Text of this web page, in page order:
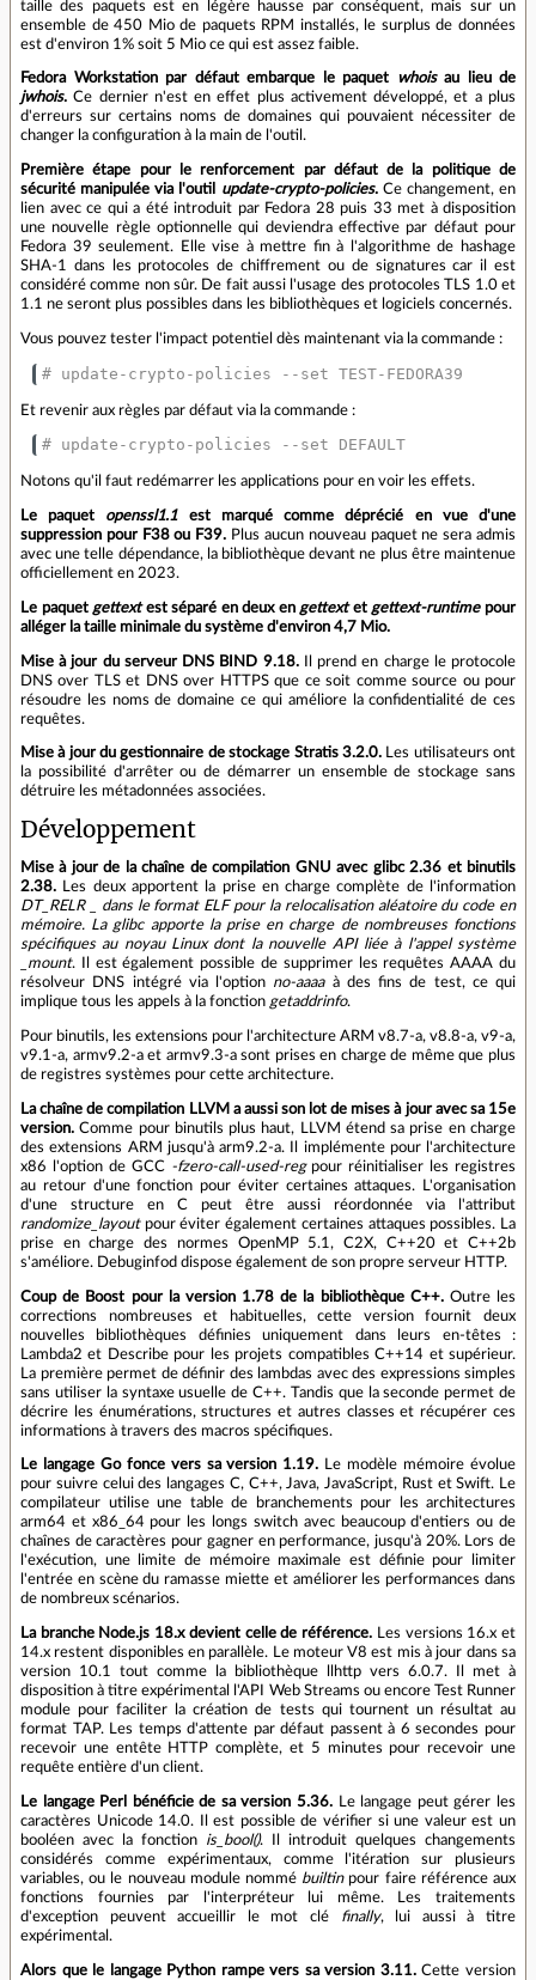
taille des paquets est en légère hausse par conséquent, mais sur un
ensemble de 450 Mio de paquets RPM installés, le surplus de données
est d'environ 1% soit 5 Mio ce qui est assez faible.
Fedora Workstation par défaut embarque le paquet whoisau lieu de
jwhois. Ce dernier n'est en effet plus activement développé, et a plus
d'erreurs sur certains noms de domaines qui pouvaient nécessiter de
changer la configuration à la main de l'outil.
Première étape pour le renforcement par défaut de la politique de
sécurité manipulée via l'outil
update-crypto-policies.Ce changement, en
lien avec ce qui a été introduit par Fedora 28 puis 33 met à disposition
une nouvelle règle optionnelle qui deviendra effective par défaut pour
Fedora 39 seulement. Elle vise à mettre fin à l'algorithme de hashage
SHA-1 dans les protocoles de chiffrement ou de signatures car il est
considéré comme non sûr. De fait aussi l'usage des protocoles TLS 1.0 et
1.1 ne seront plus possibles dans les bibliothèques et logiciels concernés.
Vous pouvez tester l'impact potentiel dès maintenant via la commande :
# update-crypto-policies --set TEST-FEDORA39
Et revenir aux règles par défaut via la commande :
# update-crypto-policies --set DEFAULT
Notons qu'il faut redémarrer les applications pour en voir les effets.
Le paquet openssl1.1est marqué comme déprécié en vue d'une
suppression pour F38 ou F39. Plus aucun nouveau paquet ne sera admis
avec une telle dépendance, la bibliothèque devant ne plus être maintenue
officiellement en 2023.
Le paquet gettextest séparé en deux en gettextet gettext-runtimepour
alléger la taille minimale du système d'environ 4,7 Mio.
Mise à jour du serveur DNS BIND 9.18.Il prend en charge le protocole
DNS over TLS et DNS over HTTPS que ce soit comme source ou pour
résoudre les noms de domaine ce qui améliore la confidentialité de ces
requêtes.
Mise à jour du gestionnaire de stockage Stratis 3.2.0.Les utilisateurs ont
la possibilité d'arrêter ou de démarrer un ensemble de stockage sans
détruire les métadonnées associées.
Développement
Mise à jour de la chaîne de compilation GNU avec glibc 2.36 et binutils
2.38. Les deux apportent la prise en charge complète de l'information
DT_RELR _ dans le format ELF pour la relocalisation aléatoire du code en
mémoire. La glibc apporte la prise en charge de nombreuses fonctions
spécifiques au noyau Linux dont la nouvelle API liée à l'appel système
_mount. Il est également possible de supprimer les requêtes AAAA du
résolveur DNS intégré via l'option no-aaaaà des fins de test, ce qui
implique tous les appels à la fonction getaddrinfo.
Pour binutils, les extensions pour l'architecture ARM v8.7-a, v8.8-a, v9-a,
v9.1-a, armv9.2-a et armv9.3-a sont prises en charge de même que plus
de registres systèmes pour cette architecture.
La chaîne de compilation LLVM a aussi son lot de mises à jour avec sa 15e
version. Comme pour binutils plus haut, LLVM étend sa prise en charge
des extensions ARM jusqu'à arm9.2-a. Il implémente pour l'architecture
x86 l'option de GCC -fzero-call-used-regpour réinitialiser les registres
au retour d'une fonction pour éviter certaines attaques. L'organisation
d'une structure en C peut être aussi réordonnée via l'attribut
randomize_layoutpour éviter également certaines attaques possibles. La
prise en charge des normes OpenMP 5.1, C2X, C++20 et C++2b
s'améliore. Debuginfod dispose également de son propre serveur HTTP.
Coup de Boost pour la version 1.78 de la bibliothèque C++.Outre les
corrections nombreuses et habituelles, cette version fournit deux
nouvelles bibliothèques définies uniquement dans leurs en-têtes :
Lambda2 et Describe pour les projets compatibles C++14 et supérieur.
La première permet de définir des lambdas avec des expressions simples
sans utiliser la syntaxe usuelle de C++. Tandis que la seconde permet de
décrire les énumérations, structures et autres classes et récupérer ces
informations à travers des macros spécifiques.
Le langage Go fonce vers sa version 1.19. Le modèle mémoire évolue
pour suivre celui des langages C, C++, Java, JavaScript, Rust et Swift. Le
compilateur utilise une table de branchements pour les architectures
arm64 et x86_64 pour les longs switch avec beaucoup d'entiers ou de
chaînes de caractères pour gagner en performance, jusqu'à 20%. Lors de
l'exécution, une limite de mémoire maximale est définie pour limiter
l'entrée en scène du ramasse miette et améliorer les performances dans
de nombreux scénarios.
La branche Node.js 18.x devient celle de référence. Les versions 16.x et
14.x restent disponibles en parallèle. Le moteur V8 est mis à jour dans sa
version 10.1 tout comme la bibliothèque llhttp vers 6.0.7. Il met à
disposition à titre expérimental l'API Web Streams ou encore Test Runner
module pour faciliter la création de tests qui tournent un résultat au
format TAP. Les temps d'attente par défaut passent à 6 secondes pour
recevoir une entête HTTP complète, et 5 minutes pour recevoir une
requête entière d'un client.
Le langage Perl bénéficie de sa version 5.36. Le langage peut gérer les
caractères Unicode 14.0. Il est possible de vérifier si une valeur est un
booléen avec la fonction is_bool(). Il introduit quelques changements
considérés comme expérimentaux, comme l'itération sur plusieurs
variables, ou le nouveau module nommé builtinpour faire référence aux
fonctions fournies par l'interpréteur lui même. Les traitements
d'exception peuvent accueillir le mot clé
finally, lui aussi à titre
expérimental.
Alors que le langage Python rampe vers sa version 3.11.Cette version